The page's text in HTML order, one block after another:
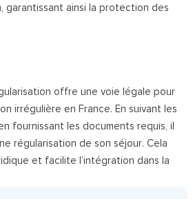
garantissant ainsi la protection des
offre une voie légale pour
irrégulière en France. En suivant les
fournissant les documents requis, il
régularisation de son séjour. Cela
et facilite l’intégration dans la